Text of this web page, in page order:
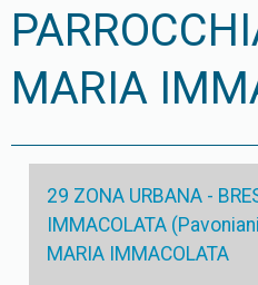
MARIA
29 ZONA URBANA -
IMMACOLATA
MARIA IMMACOLATA